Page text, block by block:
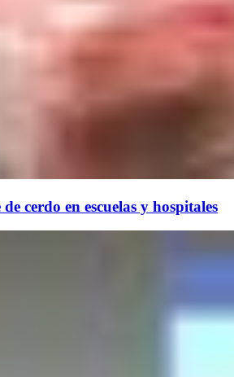
cerdo en escuelas y hospitales